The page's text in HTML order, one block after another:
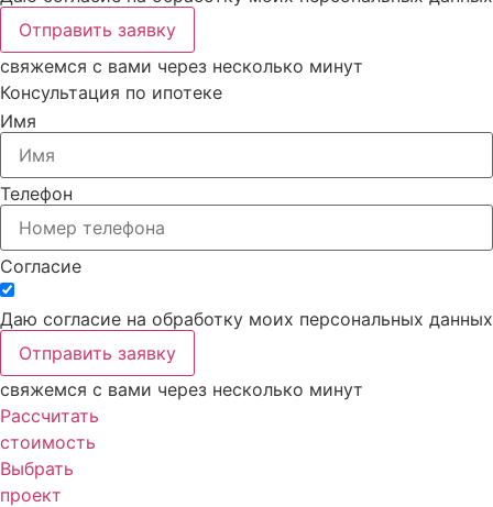
Отправить заявку
свяжемся с вами через несколько минут
Консультация по ипотеке
Имя
Телефон
Согласие
Даю согласие на обработку моих персональных данных
Отправить заявку
свяжемся с вами через несколько минут
Рассчитать
стоимость
Выбрать
проект